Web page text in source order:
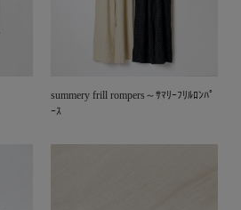
summery frill rompers～ｻﾏﾘｰﾌﾘﾙﾛﾝﾊﾟ
ｰｽ